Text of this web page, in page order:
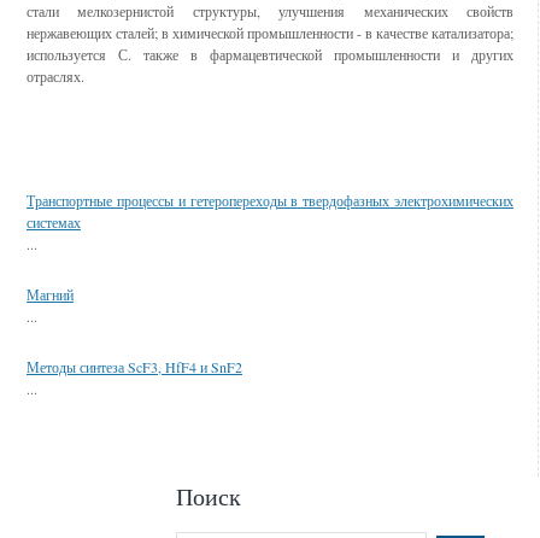
стали мелкозернистой структуры, улучшения механических свойств
нержавеющих сталей; в химической промышленности - в качестве катализатора;
используется С. также в фармацевтической промышленности и других
отраслях.
Транспортные процессы и гетеропереходы в твердофазных электрохимических
системах
...
Магний
...
Методы синтеза ScF3, HfF4 и SnF2
...
Поиск